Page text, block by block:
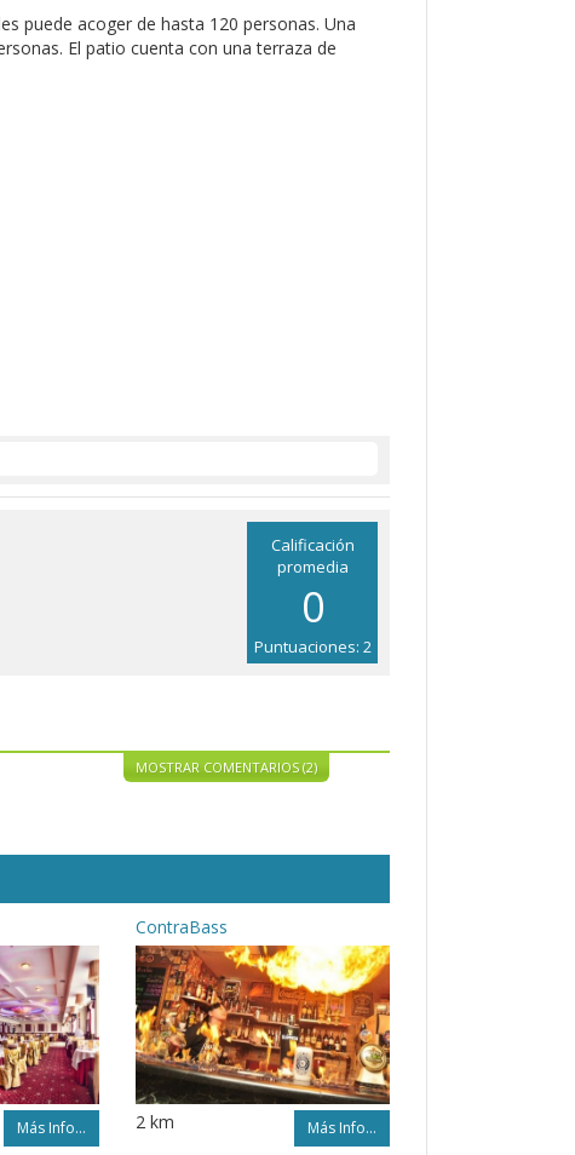
puede acoger de hasta 120 personas. Una
El patio cuenta con una terraza de
Calificación
promedia
0
Puntuaciones: 2
MOSTRAR COMENTARIOS (2)
Más Info...
ContraBass
2 km Más Info...